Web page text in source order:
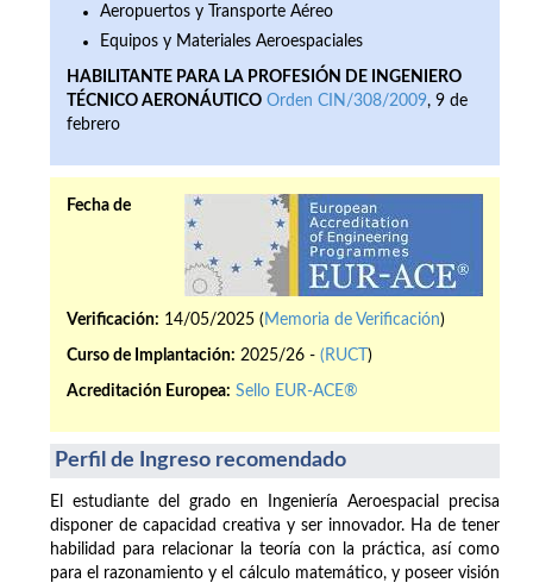
Aeropuertos y Transporte Aéreo
Equipos y Materiales Aeroespaciales
HABILITANTE PARA LA PROFESIÓN DE INGENIERO
TÉCNICO AERONÁUTICO Orden CIN/308/2009, 9 de
febrero
Fecha de
Verificación: 14/05/2025 ( Memoria de Verificación)
Curso de Implantación: 2025/26 - (RUCT )
Acreditación Europea: Sello EUR-ACE®
Perfil de Ingreso recomendado
El estudiante del grado en Ingeniería Aeroespacial precisa
disponer de capacidad creativa y ser innovador. Ha de tener
habilidad para relacionar la teoría con la práctica, así como
para el razonamiento y el cálculo matemático, y poseer visión